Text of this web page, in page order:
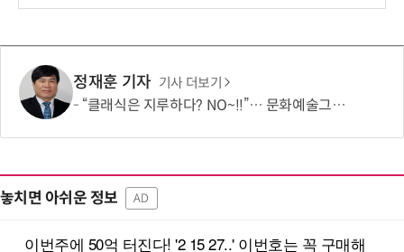
정재훈 기자 기사 더보기
“클래식은 지루하다? NO~!!”… 문화예술그룹 더같음, 관객 소통형 '춤추는 오케스트라' 런칭 쇼케이스 개최
놓치면 아쉬운 정보 AD